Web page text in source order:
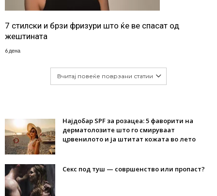
7 стилски и брзи фризури што ќе ве спасат од
жештината
6 дена
Вчитај повеќе поврзани статии
Најдобар SPF за розацеа: 5 фаворити на
дерматолозите што го смируваат
црвенилото и ја штитат кожата во лето
Секс под туш — совршенство или пропаст?